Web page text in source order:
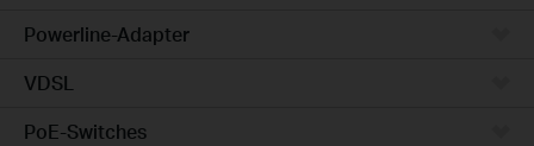
Powerline-Adapter
VDSL
PoE-Switches